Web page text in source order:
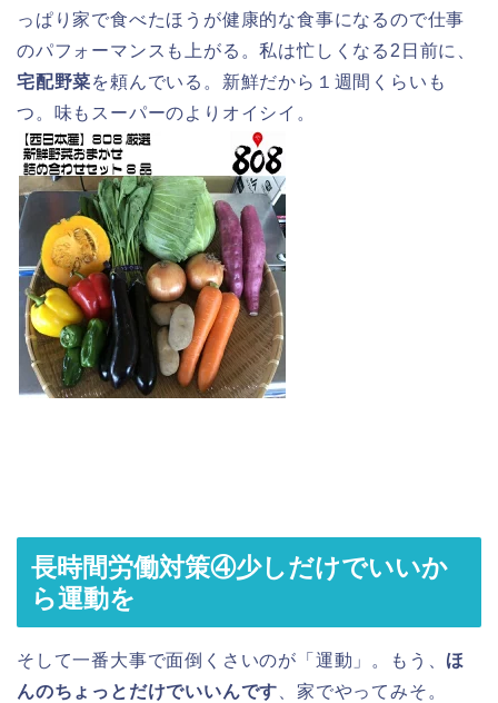
っぱり家で食べたほうが健康的な食事になるので仕事
のパフォーマンスも上がる。私は忙しくなる2日前に、
宅配野菜を頼んでいる。新鮮だから１週間くらいも
つ。味もスーパーのよりオイシイ。
長時間労働対策④少しだけでいいか
ら運動を
そして一番大事で面倒くさいのが「運動」。もう、 ほ
んのちょっとだけでいいんです 、家でやってみそ。